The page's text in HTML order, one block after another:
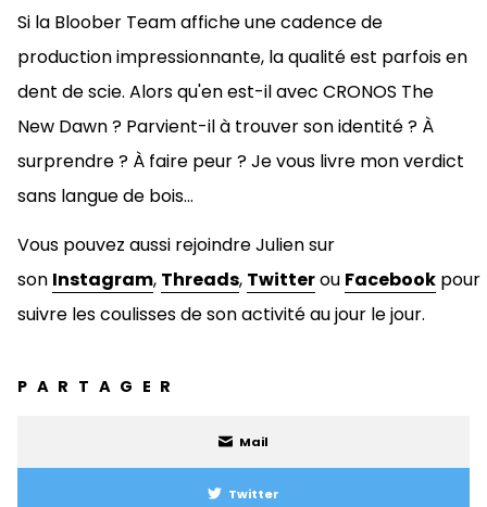
Si la Bloober Team affiche une cadence de
production impressionnante, la qualité est parfois en
dent de scie. Alors qu'en est-il avec CRONOS The
New Dawn ? Parvient-il à trouver son identité ? À
surprendre ? À faire peur ? Je vous livre mon verdict
sans langue de bois...
Vous pouvez aussi rejoindre Julien sur
son Instagram, Threads, Twitterou Facebook pour
suivre les coulisses de son activité au jour le jour.
PARTAGER
Mail
Twitter